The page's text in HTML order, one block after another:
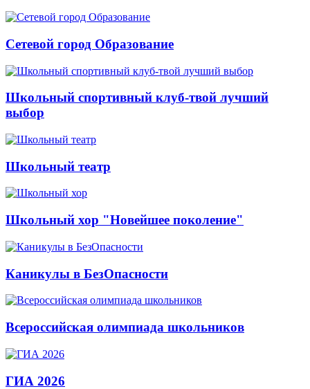
Сетевой город Образование
Школьный спортивный клуб-твой лучший
выбор
Школьный театр
Школьный хор "Новейшее поколение"
Каникулы в БезОпасности
Всероссийская олимпиада школьников
ГИА 2026